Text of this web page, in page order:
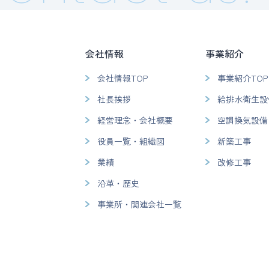
会社情報
会社情報TOP
社長挨拶
経営理念・会社概要
役員一覧・組織図
業績
沿革・歴史
事業所・関連会社一覧
事業紹介
事業紹介TOP
給排水衛生
空調換気設備
新築工事
改修工事